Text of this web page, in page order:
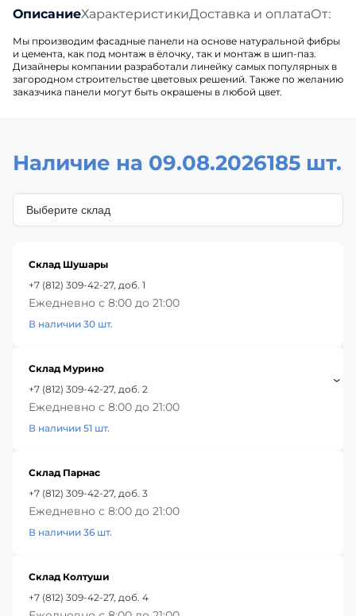
ОписаниеХарактеристикиДоставка и оплата
Мы производим фасадные панели на основе натуральной фибры
и цемента, как под монтаж в ёлочку, так и монтаж в шип-паз.
Дизайнеры компании разработали линейку самых популярных в
загородном строительстве цветовых решений. Также по желанию
заказчика панели могут быть окрашены в любой цвет.
Наличие на 09.08.2026185 шт.
Склад Шушары
+7 (812) 309-42-27, доб. 1
Ежедневно с 8:00 до 21:00
В наличии 30 шт.
Склад Мурино
+7 (812) 309-42-27, доб. 2
Ежедневно с 8:00 до 21:00
В наличии 51 шт.
Склад Парнас
+7 (812) 309-42-27, доб. 3
Ежедневно с 8:00 до 21:00
В наличии 36 шт.
Склад Колтуши
+7 (812) 309-42-27, доб. 4